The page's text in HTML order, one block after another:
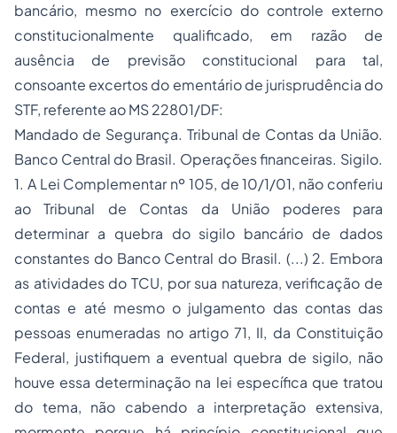
bancário, mesmo no exercício do controle externo
constitucionalmente qualificado, em razão de
ausência de previsão constitucional para tal,
consoante excertos do ementário de jurisprudência do
STF, referente ao MS 22801/DF:
Mandado de Segurança. Tribunal de Contas da União.
Banco Central do Brasil. Operações financeiras. Sigilo.
1. A Lei Complementar nº 105, de 10/1/01, não conferiu
ao Tribunal de Contas da União poderes para
determinar a quebra do sigilo bancário de dados
constantes do Banco Central do Brasil. (...) 2. Embora
as atividades do TCU, por sua natureza, verificação de
contas e até mesmo o julgamento das contas das
pessoas enumeradas no artigo 71, II, da Constituição
Federal, justifiquem a eventual quebra de sigilo, não
houve essa determinação na lei específica que tratou
do tema, não cabendo a interpretação extensiva,